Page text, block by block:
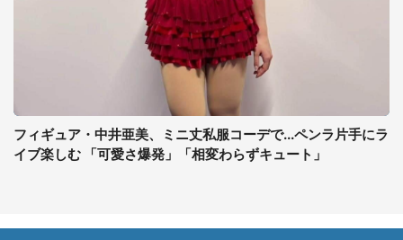
フィギュア・中井亜美、ミニ丈私服コーデで...ペンラ片手にラ
イブ楽しむ 「可愛さ爆発」「相変わらずキュート」